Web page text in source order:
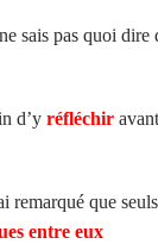
sais pas quoi dire
d’y réfléchir
remarqué que
entre eux